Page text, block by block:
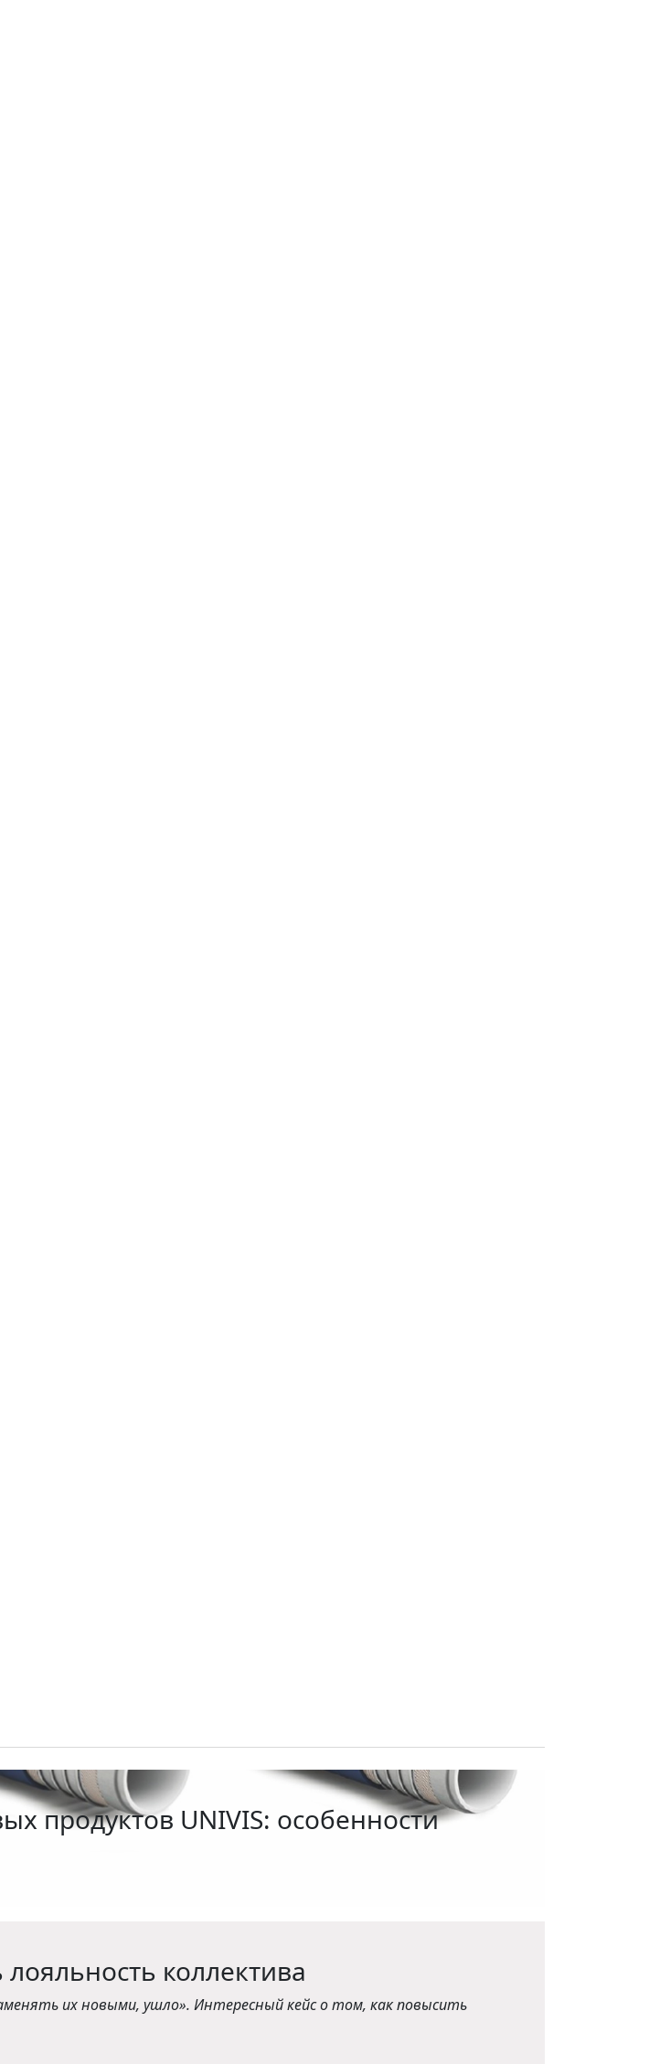
продуктов UNIVIS: особенности
коллектива
их новыми, ушло». Интересный кейс о том, как повысить